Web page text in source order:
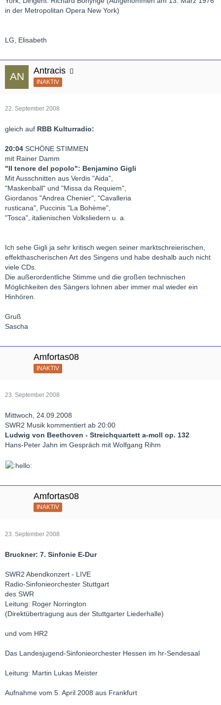
in der Metropolitan Opera New York)
LG, Elisabeth
Antracis
INAKTIV
22. September 2008
gleich auf RBB Kulturradio:
20:04 SCHÖNE STIMMEN
mit Rainer Damm
"Il tenore del popolo": Benjamino Gigli
Mit Ausschnitten aus Verdis "Aida",
"Maskenball" und "Missa da Requiem",
Giordanos "Andrea Chenier", "Cavalleria
rusticana", Puccinis "La Bohème",
"Tosca", italienischen Volksliedern u. a.
Ich sehe Gigli ja sehr kritisch wegen seiner marktschreierischen,
effekthascherischen Art des Singens und habe deshalb auch nicht
viele CDs.
Die außerordentliche Stimme und die großen technischen
Möglichkeiten des Sängers lohnen aber immer mal wieder ein
Hinhören.
Gruß
Sascha
Amfortas08
INAKTIV
23. September 2008
Mittwoch, 24.09.2008
SWR2 Musik kommentiert ab 20:00
Ludwig von Beethoven - Streichquartett a-moll op. 132
Hans-Peter Jahn im Gespräch mit Wolfgang Rihm
Amfortas08
INAKTIV
23. September 2008
Bruckner: 7. Sinfonie E-Dur
SWR2 Abendkonzert - LIVE
Radio-Sinfonieorchester Stuttgart
des SWR
Leitung: Roger Norrington
(Direktübertragung aus der Stuttgarter Liederhalle)
und vom HR2
Das Landesjugend-Sinfonieorchester Hessen im hr-Sendesaal
Leitung: Martin Lukas Meister
Aufnahme vom 5. April 2008 aus Frankfurt